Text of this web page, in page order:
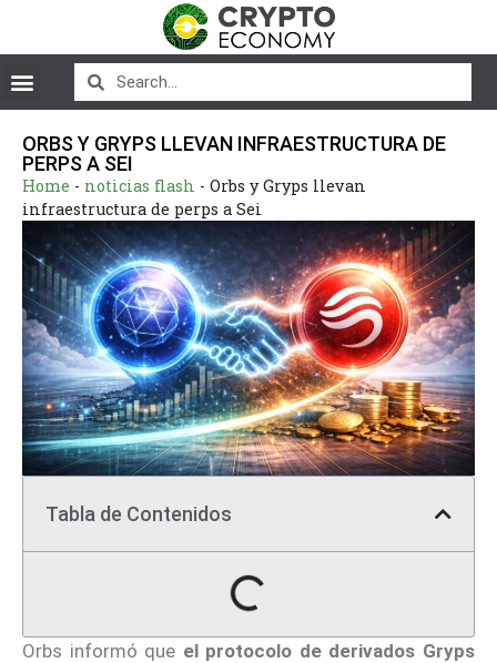
ORBS Y GRYPS LLEVAN INFRAESTRUCTURA DE
PERPS A SEI
Home - noticias flash - Orbs y Gryps llevan
infraestructura de perps a Sei
Tabla de Contenidos
Orbs informó que el protocolo de derivados Gryps